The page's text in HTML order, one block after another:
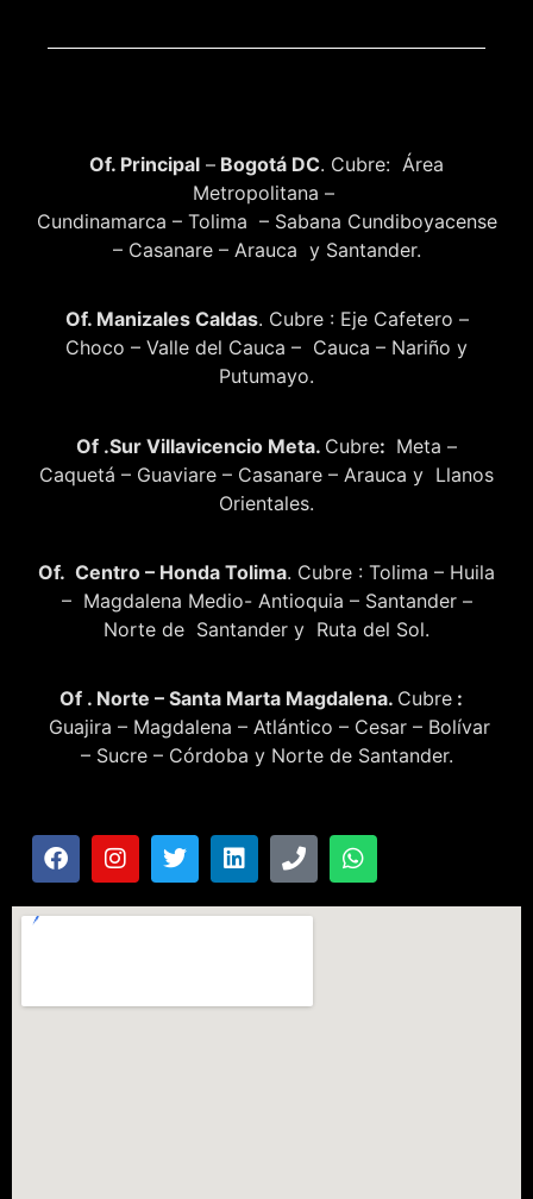
Of. Principal – Bogotá DC. Cubre: Área
Metropolitana –
Cundinamarca – Tolima – Sabana Cundiboyacense
– Casanare – Arauca y Santander.
Of. Manizales Caldas. Cubre : Eje Cafetero –
Choco – Valle del Cauca – Cauca – Nariño y
Putumayo.
Of .Sur Villavicencio Meta. Cubre: Meta –
Caquetá – Guaviare – Casanare – Arauca y Llanos
Orientales.
Of. Centro – Honda Tolima. Cubre : Tolima – Huila
– Magdalena Medio- Antioquia – Santander –
Norte de Santander y Ruta del Sol.
Of . Norte – Santa Marta Magdalena. Cubre :
Guajira – Magdalena – Atlántico – Cesar – Bolívar
– Sucre – Córdoba y Norte de Santander.